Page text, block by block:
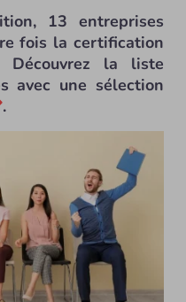
13 entreprises
fois la certification
Découvrez la liste
avec une sélection
.